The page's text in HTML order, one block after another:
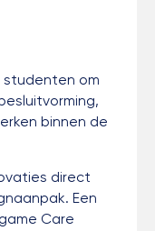
studenten om
binnen de
direct
Een
Care